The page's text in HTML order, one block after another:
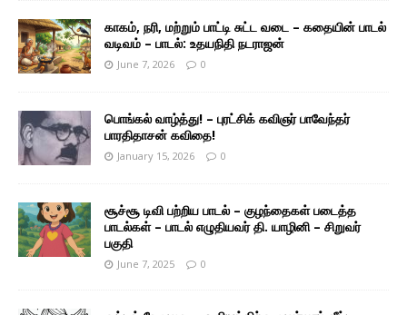
காகம், நரி, மற்றும் பாட்டி சுட்ட வடை – கதையின் பாடல்
வடிவம் – பாடல்: உதயநிதி நடராஜன்
June 7, 2026 0
பொங்கல் வாழ்த்து! – புரட்சிக் கவிஞர் பாவேந்தர்
பாரதிதாசன் கவிதை!
January 15, 2026 0
சூச்சூ டிவி பற்றிய பாடல் – குழந்தைகள் படைத்த
பாடல்கள் – பாடல் எழுதியவர் தி. யாழினி – சிறுவர்
பகுதி
June 7, 2025 0